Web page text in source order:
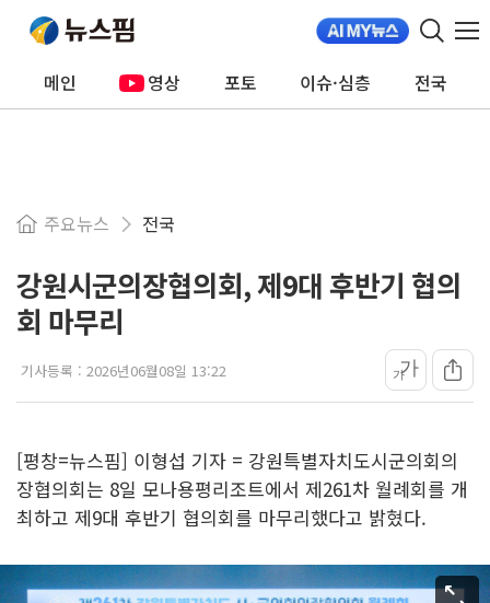
메인 영상 포토 이슈·심층 전국
주요뉴스 전국
강원시군의장협의회, 제9대 후반기 협의
회 마무리
기사등록 : 2026년06월08일 13:22 가가
[평창=뉴스핌] 이형섭 기자 = 강원특별자치도시군의회의
장협의회는 8일 모나용평리조트에서 제261차 월례회를 개
최하고 제9대 후반기 협의회를 마무리했다고 밝혔다.